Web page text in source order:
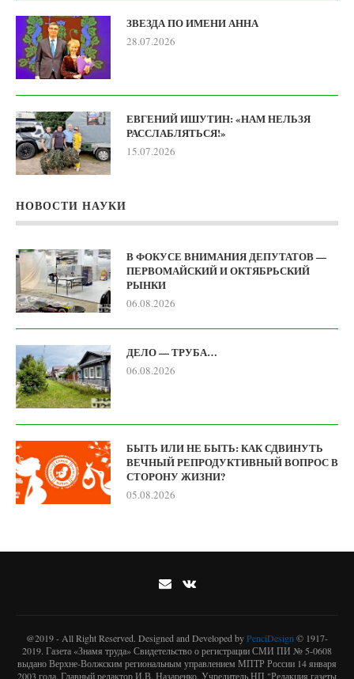
ЗВЕЗДА ПО ИМЕНИ АННА
28.07.2026
ЕВГЕНИЙ ИШУТИН: «НАМ НЕЛЬЗЯ
РАССЛАБЛЯТЬСЯ!»
15.07.2026
НОВОСТИ НАУКИ
В ФОКУСЕ ВНИМАНИЯ ДЕПУТАТОВ —
ПЕРВОМАЙСКИЙ И ОКТЯБРЬСКИЙ
РЫНКИ
06.08.2026
ДЕЛО — ТРУБА…
06.08.2026
БЫТЬ ИЛИ НЕ БЫТЬ: КАК СДВИНУТЬ
ВЕЧНЫЙ РЕПРОДУКТИВНЫЙ ВОПРОС В
СТОРОНУ ЖИЗНИ?
05.08.2026
@2019 - All Right Reserved. Designed and Developed byPenciDesign © 1917-
2019. Газета «Знамя труда» Свидетельство о регистрации СМИ ПИ № 5-0608
выдано Верхне-Волжским региональным управлением МПТР России 14 января
2003 года. Главный редактор И.В. Назаренко. Учредитель НП "Редакция газеты